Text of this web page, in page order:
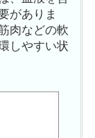
がありま
肉などの軟
しやすい状